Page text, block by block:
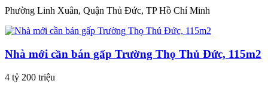
Phường Linh Xuân, Quận Thủ Đức, TP Hồ Chí Minh
Nhà mới cần bán gấp Trường Thọ Thủ Đức, 115m2
4 tỷ 200 triệu